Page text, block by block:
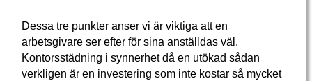
Dessa tre punkter anser vi är viktiga att en
arbetsgivare ser efter för sina anställdas väl.
Kontorsstädning i synnerhet då en utökad sådan
verkligen är en investering som inte kostar så mycket